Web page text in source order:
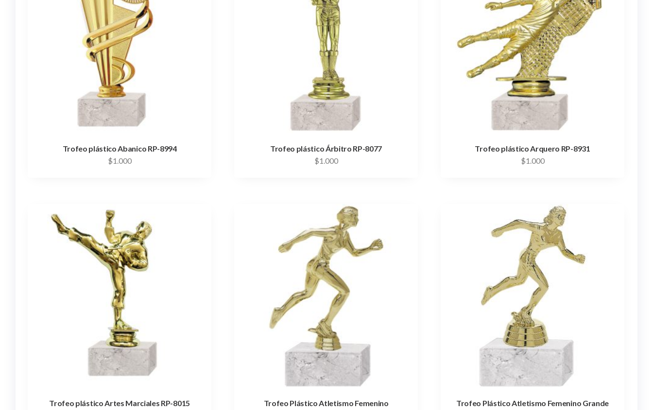
Trofeo plástico Abanico RP-8994
$1.000
Trofeo plástico Árbitro RP-8077
$1.000
Trofeo plástico Arquero RP-8931
$1.000
Trofeo plástico Artes Marciales RP-8015 Trofeo Plástico Atletismo Femenino Trofeo Plástico Atletismo Femenino Grande